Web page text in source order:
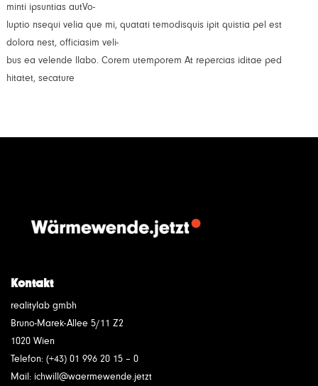
minti ipsuntias autVo-
luptio nsequi velia que mi, quatati temodisquis ipit quistia pel est
dolora nest, officiasim veli-
bus ea velende llabo. Corem utemporem At repercias iditae ped
hitatet, secature
Kontakt
realitylab gmbh
Bruno-Marek-Allee 5/11 Z2
1020 Wien
Telefon: (+43) 01 996 20 15 – 0
Mail: ichwill@waermewende.jetzt